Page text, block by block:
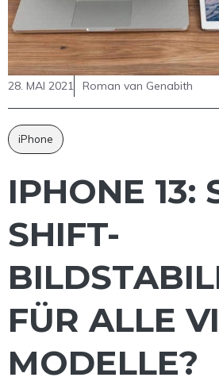
28. MAI 2021 Roman van Genabith
iPhone
IPHONE 13:
SHIFT-
FÜR ALLE
MODELLE?